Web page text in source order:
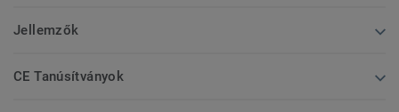
Jellemzők
CE Tanúsítványok